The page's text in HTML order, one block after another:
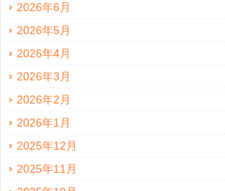
2026年6月
2026年5月
2026年4月
2026年3月
2026年2月
2026年1月
2025年12月
2025年11月